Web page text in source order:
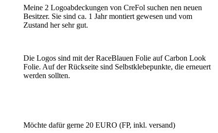
Meine 2 Logoabdeckungen von CreFol suchen nen neuen
Besitzer. Sie sind ca. 1 Jahr montiert gewesen und vom
Zustand her sehr gut.
Die Logos sind mit der RaceBlauen Folie auf Carbon Look
Folie. Auf der Rückseite sind Selbstklebepunkte, die erneuert
werden sollten.
Möchte dafür gerne 20 EURO (FP, inkl. versand)